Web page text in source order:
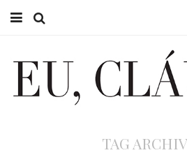
EU CLÁUDIO
TAG